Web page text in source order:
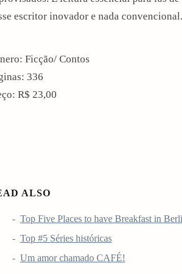
escritor inovador e nada convencional.
Ficção/ Contos
336
R$ 23,00
ALSO
Top Five Places to have Breakfast in
Top #5 Séries históricas
Um amor chamado CAFÉ!